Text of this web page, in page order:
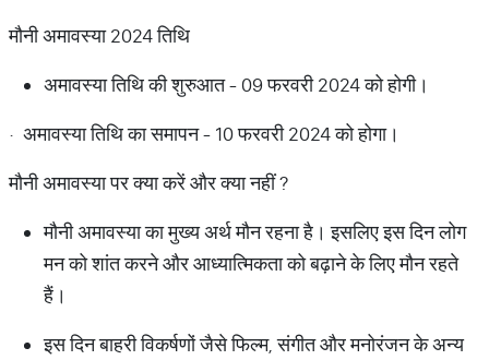
मौनी अमावस्या 2024 तिथि
अमावस्या तिथि की शुरुआत - 09 फरवरी 2024 को होगी।
· अमावस्या तिथि का समापन - 10 फरवरी 2024 को होगा।
मौनी अमावस्या पर क्या करें और क्या नहीं ?
मौनी अमावस्या का मुख्य अर्थ मौन रहना है। इसलिए इस दिन लोग
मन को शांत करने और आध्यात्मिकता को बढ़ाने के लिए मौन रहते
हैं।
इस दिन बाहरी विकर्षणों जैसे फिल्म, संगीत और मनोरंजन के अन्य